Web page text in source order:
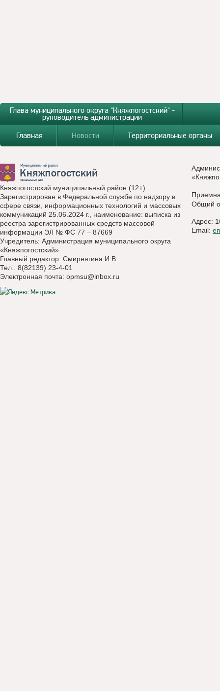
Глава муниципального округа "Княжпогостский" -
руководитель администрации
Главная
Новости Территориальные органы
Княжпогостский муниципальный район (12+)
Зарегистрирован в Федеральной службе по надзору в
сфере связи, информационных технологий и массовых
коммуникаций 25.06.2024 г., наименование: выписка из
реестра зарегистрированных средств массовой
информации ЭЛ № ФС 77 – 87669
Учредитель: Администрация муниципального округа
«Княжпогостский»
Главный редактор: Смирнягина И.В.
Тел.: 8(82139) 23-4-01
Электронная почта: opmsu@inbox.ru
Общий
Адрес:
Email: